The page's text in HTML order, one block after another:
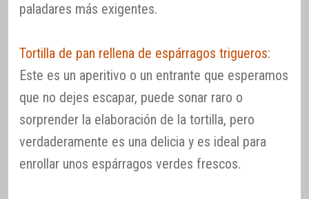
paladares más exigentes.
Tortilla de pan rellena de espárragos trigueros:
Este es un aperitivo o un entrante que esperamos
que no dejes escapar, puede sonar raro o
sorprender la elaboración de la tortilla, pero
verdaderamente es una delicia y es ideal para
enrollar unos espárragos verdes frescos.